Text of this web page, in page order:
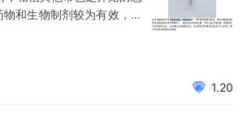
和生物制剂较为有效，其
有高效低毒的特点。这类
1.20